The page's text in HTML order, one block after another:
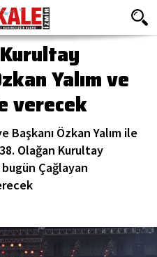
Yalım ve
verecek
Başkanı Özkan Yalım ile
Olağan Kurultay
Çağlayan